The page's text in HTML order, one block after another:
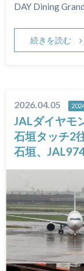
DAY Dining
続きを読む
2026.04.05
JALダイヤモ
石垣タッチ2
石垣、